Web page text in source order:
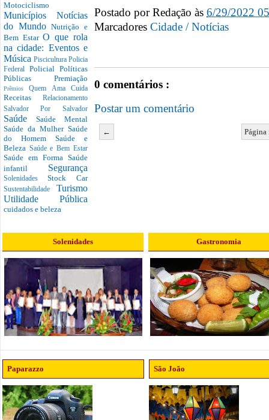
Motociclismo
Municípios Notícias
do MundoNutrição e
Bem EstarO que rola
na cidade: Eventos e
Música Piscicultura Policia
Federal Policial Políticas
Públicas Premiação
PrêmiosQuem Ama Cuida
Receitas Relacionamento
Salvador Por Salvador
Saúde Saúde Mental
Saúde da Mulher Saúde
do Homem Saúde e
Beleza Saúde e Bem Estar
Saúde em Forma Saúde
infantil Segurança
SolenidadesStock Car
Sustentabilidade Turismo
Utilidade Pública
cuidados e beleza
Postado porRedação às 6/29/2022
Marcadores Cidade / Notícias
0 comentários :
Postar um comentário
←
Solenidades Gastronomia
Paparazzo São João